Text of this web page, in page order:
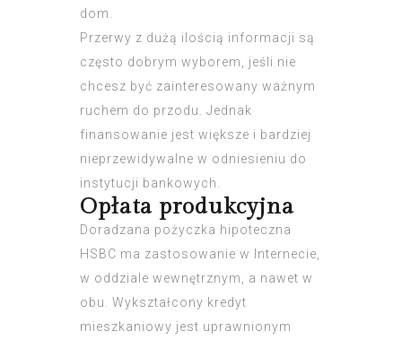
dom.
Przerwy z dużą ilością informacji są
często dobrym wyborem, jeśli nie
chcesz być zainteresowany ważnym
ruchem do przodu. Jednak
finansowanie jest większe i bardziej
nieprzewidywalne w odniesieniu do
instytucji bankowych.
Opłata produkcyjna
Doradzana pożyczka hipoteczna
HSBC ma zastosowanie w Internecie,
w oddziale wewnętrznym, a nawet w
obu. Wykształcony kredyt
mieszkaniowy jest uprawnionym